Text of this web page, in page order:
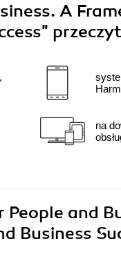
A
na
and
Business